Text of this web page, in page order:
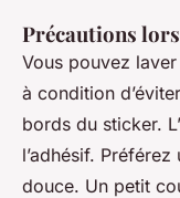
Précautions
Vous pouvez
à condition
bords du sticker.
l’adhésif.
douce. Un petit